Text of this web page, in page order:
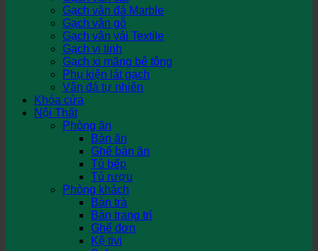
Gạch vân đá Marble
Gạch vân gỗ
Gạch vân vải Textile
Gạch vi tinh
Gạch xi măng bê tông
Phụ kiện lát gạch
Vân đá tự nhiên
Khóa cửa
Nội Thất
Phòng ăn
Bàn ăn
Ghế bàn ăn
Tủ bếp
Tủ rượu
Phòng khách
Bàn trà
Bàn trang trí
Ghế đơn
Kệ tivi